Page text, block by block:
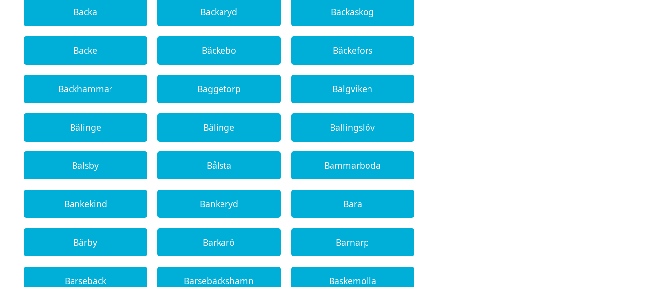
Backa Backaryd Bäckaskog
Backe Bäckebo Bäckefors
Bäckhammar Baggetorp Bälgviken
Bälinge Bälinge Ballingslöv
Balsby Bålsta Bammarboda
Bankekind Bankeryd Bara
Bärby Barkarö Barnarp
Barsebäck Barsebäckshamn Baskemölla